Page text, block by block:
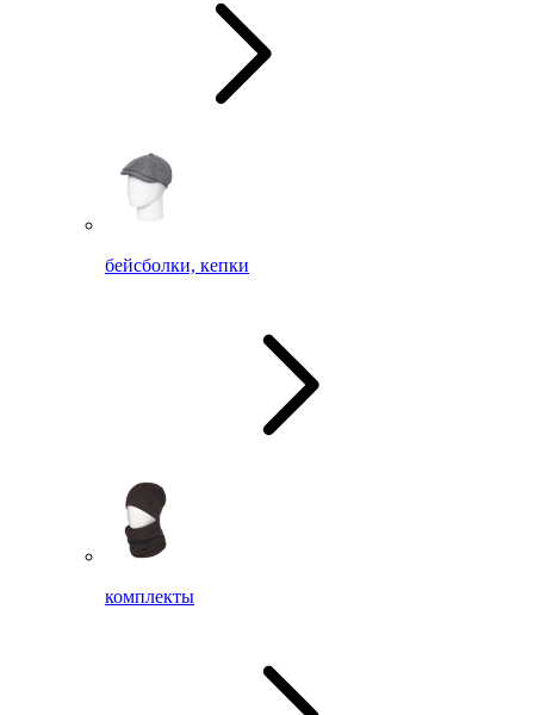
бейсболки, кепки
комплекты